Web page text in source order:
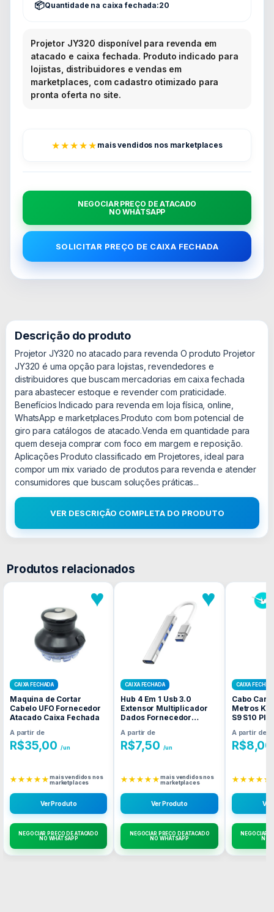
Quantidade na caixa fechada:20
Projetor JY320 disponível para revenda em
atacado e caixa fechada. Produto indicado para
lojistas, distribuidores e vendas em
marketplaces, com cadastro otimizado para
pronta oferta no site.
★★★★★ mais vendidos nos marketplaces
NEGOCIAR PREÇO DE ATACADO
NO WHATSAPP
SOLICITAR PREÇO DE CAIXA FECHADA
Descrição do produto
Projetor JY320 no atacado para revenda O produto Projetor
JY320 é uma opção para lojistas, revendedores e
distribuidores que buscam mercadorias em caixa fechada
para abastecer estoque e revender com praticidade.
Benefícios Indicado para revenda em loja física, online,
WhatsApp e marketplaces.Produto com bom potencial de
giro para catálogos de atacado.Venda em quantidade para
quem deseja comprar com foco em margem e reposição.
Aplicações Produto classificado em Projetores, ideal para
compor um mix variado de produtos para revenda e atender
consumidores que buscam soluções práticas...
VER DESCRIÇÃO COMPLETA DO PRODUTO
Produtos relacionados
♥
CAIXA FECHADA
Maquina de Cortar
Cabelo UFO Fornecedor
Atacado Caixa Fechada
A partir de
R$35,00 /un
★★★★★mais vendidos nos
marketplaces
Ver Produto
NEGOCIAR PREÇO DE ATACADO
NO WHATSAPP
♥
CAIXA FECHADA
Hub 4 Em 1 Usb 3.0
Extensor Multiplicador
Dados Fornecedor
A partir de
R$7,50 /un
★★★★★mais vendidos nos
marketplaces
Ver Produto
NEGOCIAR PREÇO DE ATACADO
NO WHATSAPP
CAIXA
Cabo
Metros
S9 S10
Caixa
A partir de
R$8,00
★★★★★
NEGOCIAR
NO